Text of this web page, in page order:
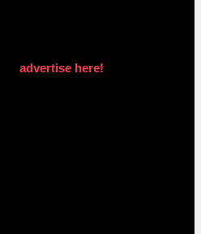
advertise here!